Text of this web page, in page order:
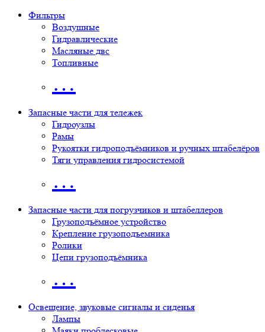
Фильтры
Воздушные
Гидравлические
Масляные двс
Топливные
…
Запасные части для тележек
Гидроузлы
Рамы
Рукоятки гидроподъёмников и ручных штабелёров
Тяги управления гидросистемой
…
Запасные части для погрузчиков и штабеллеров
Грузоподъёмное устройство
Крепление грузоподъемника
Ролики
Цепи грузоподъёмника
…
Освещение, звуковые сигналы и сиденья
Лампы